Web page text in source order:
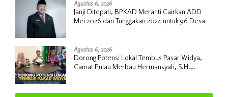
Agustus 6, 2026
Janji Ditepati, BPKAD Meranti Cairkan ADD
Mei 2026 dan Tunggakan 2024 untuk 96 Desa
Agustus 6, 2026
Dorong Potensi Lokal Tembus Pasar Widya,
Camat Pulau Merbau Hermansyah, S.H.